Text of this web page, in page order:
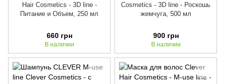
Hair Cosmetics - 3D line -
Питание и Объем, 250 мл
660 грн
В наличии
Cosmetics - 3D line - Роскошь
жемчуга, 500 мл
900 грн
В наличии